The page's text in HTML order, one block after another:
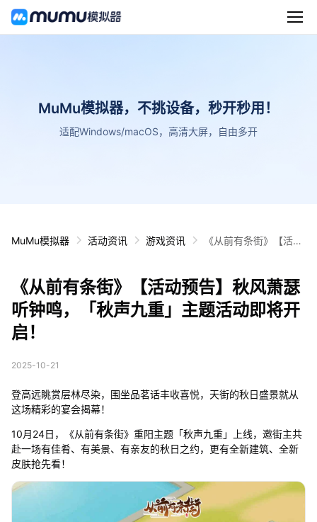
MuMu模拟器，不挑设备，秒开秒用！
适配Windows/macOS，高清大屏，自由多开
MuMu模拟器 活动资讯 游戏资讯
《从前有条街》【活动
活动即将开启！
《从前有条街》【活动预告】秋风萧瑟
听钟鸣，「秋声九重」主题活动即将开
启！
2025-10-21
登高远眺赏层林尽染，围坐品茗话丰收喜悦，天街的秋日盛景就从
这场精彩的宴会揭幕！
10月24日，《从前有条街》重阳主题「秋声九重」上线，邀街主共
赴一场有佳肴、有美景、有亲友的秋日之约，更有全新建筑、全新
皮肤抢先看！